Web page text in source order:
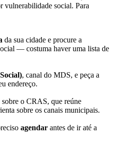
vulnerabilidade social. Para
da sua cidade e procure a
— costuma haver uma lista de
, canal do MDS, e peça a
endereço.
sobre o CRAS, que reúne
sobre os canais municipais.
agendar antes de ir até a